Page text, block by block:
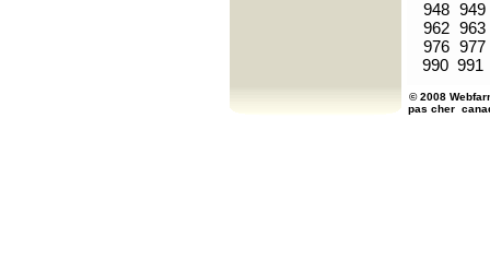
948 949
962 963
976 977
990 991
© 2008
pas cher